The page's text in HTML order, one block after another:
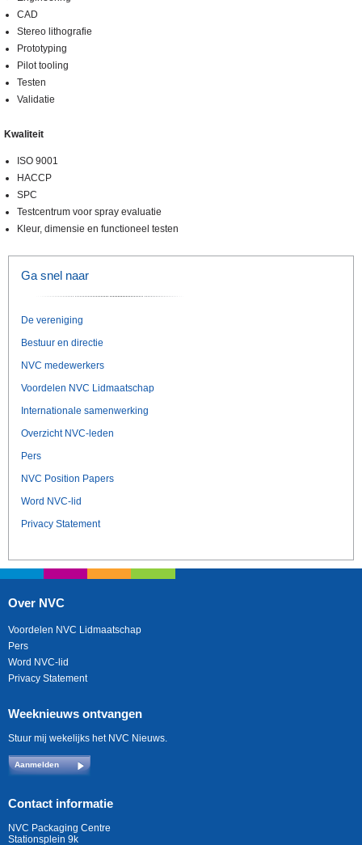
CAD
Stereo lithografie
Prototyping
Pilot tooling
Testen
Validatie
Kwaliteit
ISO 9001
HACCP
SPC
Testcentrum voor spray evaluatie
Kleur, dimensie en functioneel testen
Ga snel naar
De vereniging
Bestuur en directie
NVC medewerkers
Voordelen NVC Lidmaatschap
Internationale samenwerking
Overzicht NVC-leden
Pers
NVC Position Papers
Word NVC-lid
Privacy Statement
Over NVC
Voordelen NVC Lidmaatschap
Pers
Word NVC-lid
Privacy Statement
Weeknieuws ontvangen
Stuur mij wekelijks het NVC Nieuws.
Aanmelden
Contact informatie
NVC Packaging Centre
Stationsplein 9k